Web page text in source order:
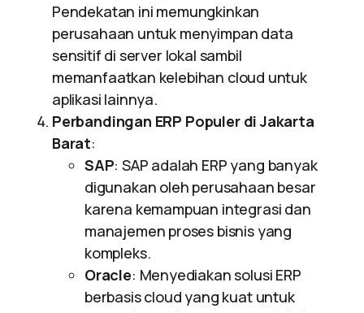
Pendekatan ini memungkinkan
perusahaan untuk menyimpan data
sensitif di server lokal sambil
memanfaatkan kelebihan cloud untuk
aplikasi lainnya.
Perbandingan ERP Populer di Jakarta
Barat:
SAP: SAP adalah ERP yang banyak
digunakan oleh perusahaan besar
karena kemampuan integrasi dan
manajemen proses bisnis yang
kompleks.
Oracle: Menyediakan solusi ERP
berbasis cloud yang kuat untuk